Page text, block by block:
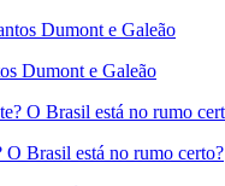
Dumont e Galeão
Brasil está no rumo certo?